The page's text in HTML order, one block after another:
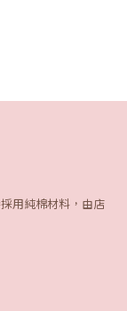
用純棉材料，由店